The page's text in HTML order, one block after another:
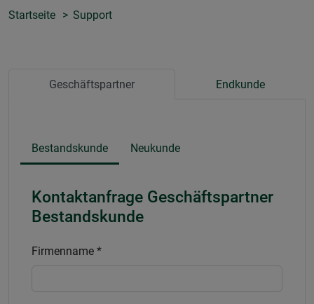
Startseite Support
Geschäftspartner Endkunde
Bestandskunde Neukunde
Kontaktanfrage Geschäftspartner
Bestandskunde
Firmenname *